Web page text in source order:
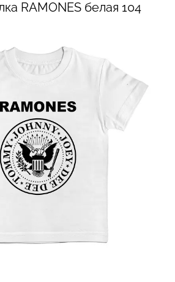
RAMONES белая 104